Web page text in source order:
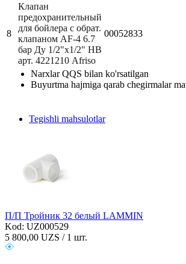
8
Клапан
предохранительный
для бойлера с обрат.
клапаном AF-4 6.7
бар Ду 1/2"х1/2" НВ
арт. 4221210 Afriso
00052833
Narxlar QQS bilan ko'rsatilgan
Buyurtma hajmiga qarab chegirmalar
Tegishli mahsulotlar
П/П Тройник 32 белый LAMMIN
Kod: UZ000529
5 800,00 UZS / 1 шт.